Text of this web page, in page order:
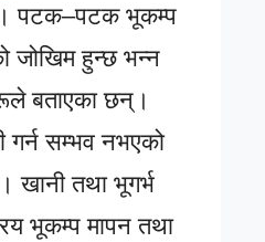
पटक–पटक भूकम्प
जोखिम हुन्छ भन्न
बताएका छन्।
गर्न सम्भव नभएको
खानी तथा भूगर्भ
भूकम्प मापन तथा